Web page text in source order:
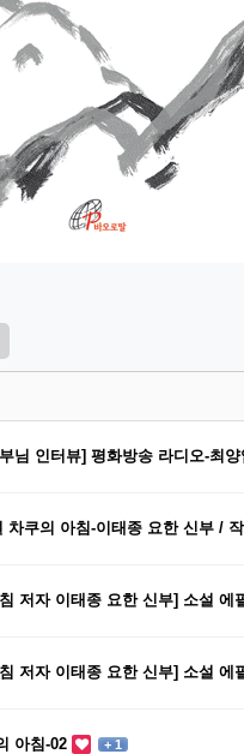
님 인터뷰] 평화방송 라디오-최
차쿠의 아침-이태종 요한 신부 /
저자 이태종 요한 신부] 소설 에
저자 이태종 요한 신부] 소설 에
아침-02 + 1